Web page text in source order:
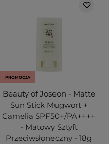
PROMOCJA
Beauty of Joseon - Matte
Sun Stick Mugwort +
Camelia SPF50+/PA++++
- Matowy Sztyft
Przeciwsłoneczny - 18g